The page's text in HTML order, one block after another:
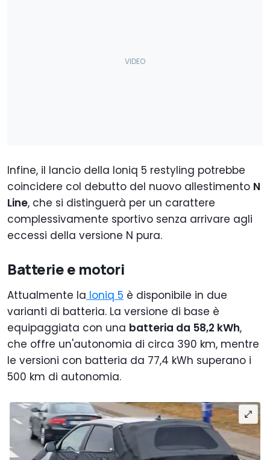
Infine, il lancio della Ioniq 5 restyling potrebbe
coincidere col debutto del nuovo allestimento N
Line, che si distinguerà per un carattere
complessivamente sportivo senza arrivare agli
eccessi della versione N pura.
Batterie e motori
Attualmente la Ioniq 5 è disponibile in due
varianti di batteria. La versione di base è
equipaggiata con una batteria da 58,2 kWh,
che offre un'autonomia di circa 390 km, mentre
le versioni con batteria da 77,4 kWh superano i
500 km di autonomia.